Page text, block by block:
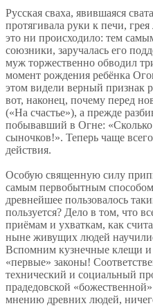
Русская сваха, явившаяся
протягивала руки к печи,
это ни происходило: тем
союзники, заручалась его
муж торжественно обводил
момент рождения ребёнка
этом видели верный признак
вот, наконец, почему перед
(«На счастье»), а прежде
побывавший в Огне: «Сколько
сыночков!». Теперь чаще
действия.
Особую священную силу
самым первобытным
древнейшее пользовалось
пользуется? Дело в том, что
приёмам и ухваткам, как
ныне живущих людей
Вспомним кузнечные клещи и
«первые» законы!
технический и социальный
прадедовской
мнению древних людей,